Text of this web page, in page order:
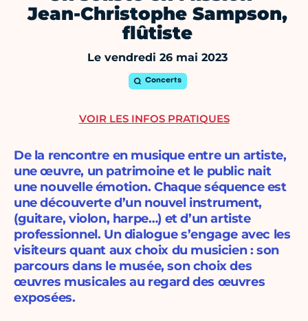
Jean-Christophe Sampson,
flûtiste
Le vendredi 26 mai 2023
Concerts
De la rencontre en musique entre un artiste,
une œuvre, un patrimoine et le public nait
une nouvelle émotion. Chaque séquence est
une découverte d’un nouvel instrument,
(guitare, violon, harpe…) et d’un artiste
professionnel. Un dialogue s’engage avec les
visiteurs quant aux choix du musicien : son
parcours dans le musée, son choix des
œuvres musicales au regard des œuvres
exposées.
VOIR LES INFOS PRATIQUES